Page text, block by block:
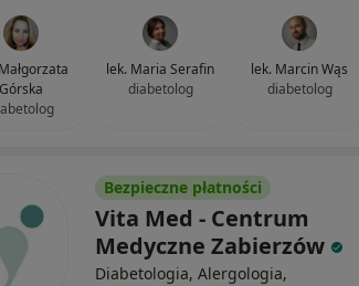
Górska
lek. Maria Serafin
diabetolog
lek. Marcin Wąs
diabetolog
Bezpieczne płatności
Vita Med - Centrum
Medyczne Zabierzów
Diabetologia, Alergologia,